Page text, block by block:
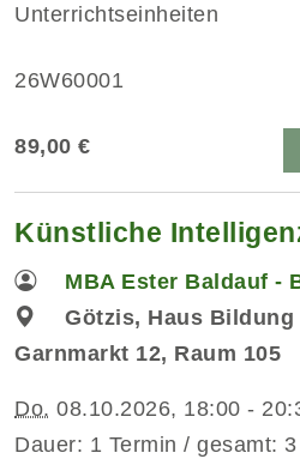
Unterrichtseinheiten
26W60001
89,00 €
Künstliche
MBA Ester Baldauf -
Götzis, Haus Bildung
Garnmarkt 12, Raum 105
Do. 08.10.2026, 18:00 -
Dauer: 1 Termin / gesamt: